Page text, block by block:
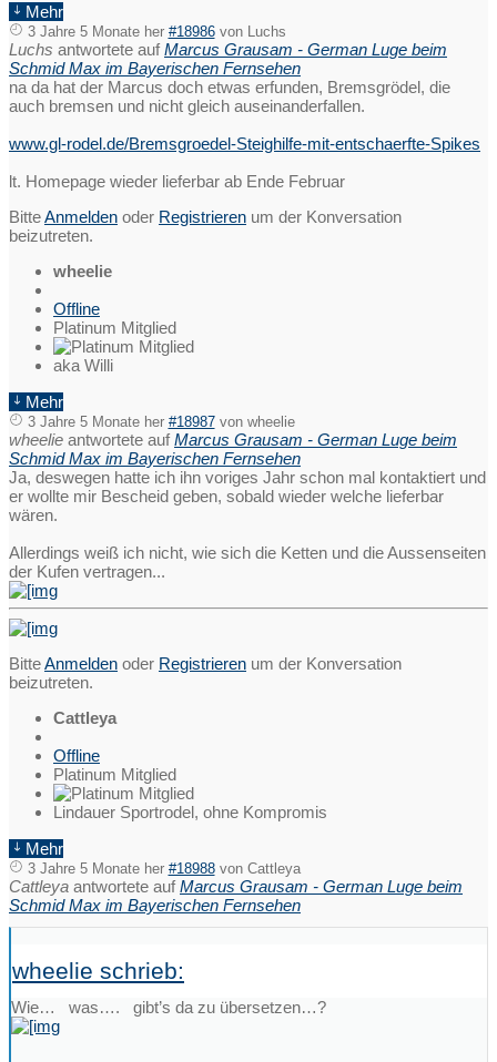
Mehr
3 Jahre 5 Monate her #18986 von Luchs
Luchs antwortete aufMarcus Grausam - German Luge beim
Schmid Max im Bayerischen Fernsehen
na da hat der Marcus doch etwas erfunden, Bremsgrödel, die
auch bremsen und nicht gleich auseinanderfallen.
www.gl-rodel.de/Bremsgroedel-Steighilfe-mit-entschaerfte-Spikes
lt. Homepage wieder lieferbar ab Ende Februar
BitteAnmelden oder Registrieren um der Konversation
beizutreten.
wheelie
Offline
Platinum Mitglied
aka Willi
Mehr
3 Jahre 5 Monate her #18987 von wheelie
wheelie antwortete aufMarcus Grausam - German Luge beim
Schmid Max im Bayerischen Fernsehen
Ja, deswegen hatte ich ihn voriges Jahr schon mal kontaktiert und
er wollte mir Bescheid geben, sobald wieder welche lieferbar
wären.
Allerdings weiß ich nicht, wie sich die Ketten und die Aussenseiten
der Kufen vertragen...
BitteAnmelden oder Registrieren um der Konversation
beizutreten.
Cattleya
Offline
Platinum Mitglied
Lindauer Sportrodel, ohne Kompromis
Mehr
3 Jahre 5 Monate her #18988 von Cattleya
Cattleya antwortete aufMarcus Grausam - German Luge beim
Schmid Max im Bayerischen Fernsehen
wheelie schrieb:
Wie… was…. gibt’s da zu übersetzen…?